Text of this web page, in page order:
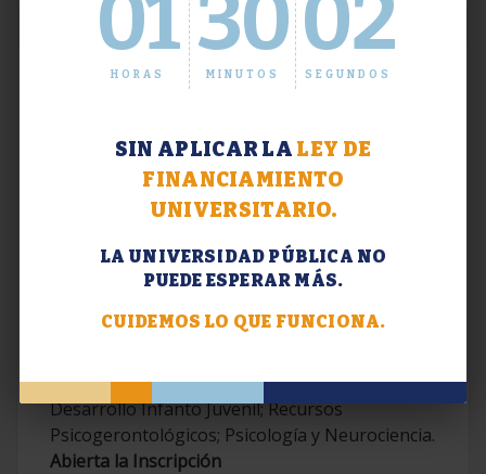
01
HORAS
30
MINUTOS
03
SEGUNDOS
SIN APLICAR LA LEY DE
FINANCIAMIENTO
UNIVERSITARIO.
LA UNIVERSIDAD PÚBLICA NO
PUEDE ESPERAR MÁS.
CUIDEMOS LO QUE FUNCIONA.
Extensión. Diplomaturas 2026.
Contemporáneas; Problemáticas en el
Desarrollo Infanto Juvenil; Recursos
Psicogerontológicos; Psicología y Neurociencia.
Abierta la Inscripción